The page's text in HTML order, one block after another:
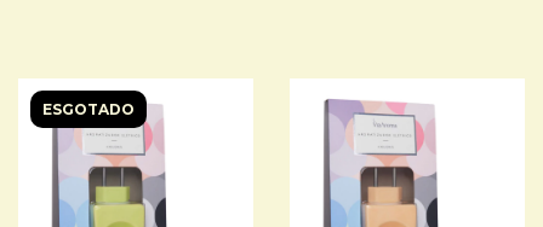
ESGOTADO